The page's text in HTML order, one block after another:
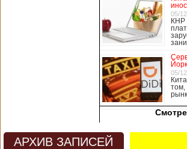
чтобы власти
полностью
05/
КНР
05/
том,
АРХИВ ЗАПИСЕЙ